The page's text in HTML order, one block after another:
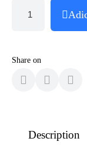
Share on
Description